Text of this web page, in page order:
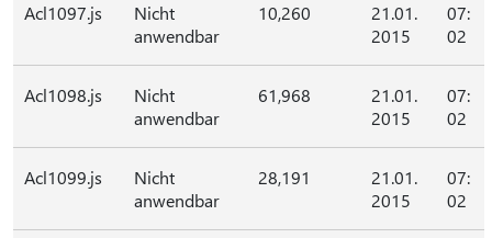
Acl1097.js
Nicht
anwendbar
10,260
21.01.
2015
07:
02
Acl1098.js
Nicht
anwendbar
61,968
21.01.
2015
07:
02
Acl1099.js
Nicht
anwendbar
28,191
21.01.
2015
07:
02